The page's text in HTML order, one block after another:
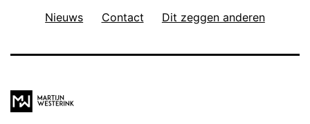
Nieuws Contact Dit zeggen anderen